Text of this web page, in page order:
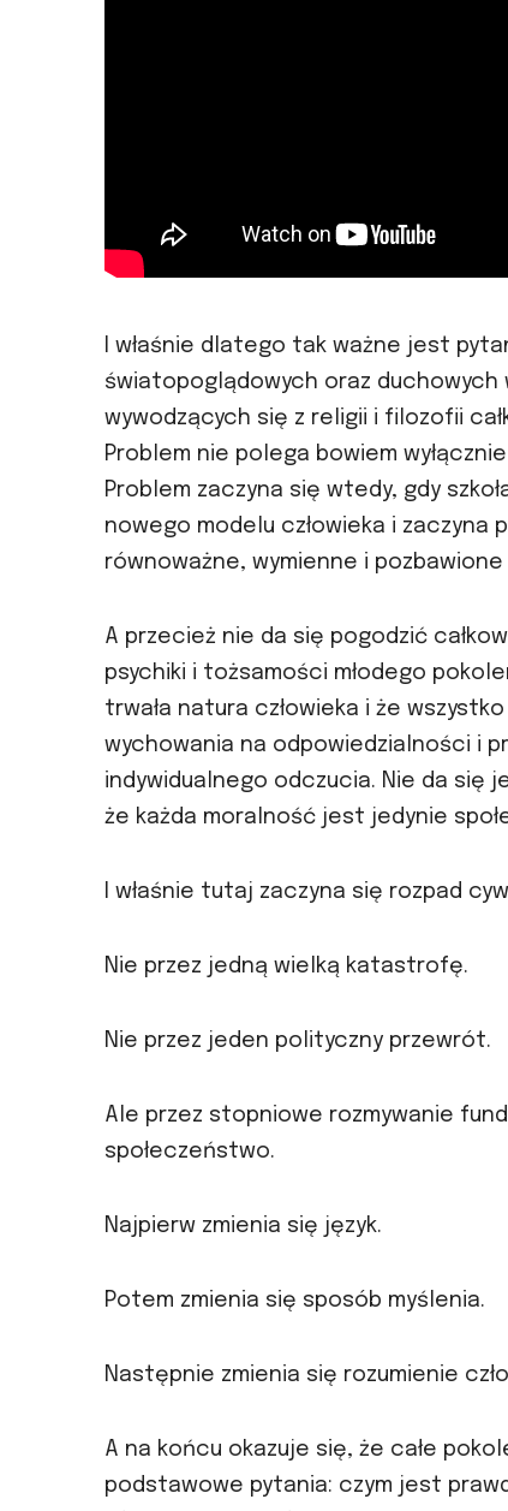
I właśnie dlatego tak ważne jest
światopoglądowych oraz duchowych
wywodzących się z religii i filozofii
Problem nie polega bowiem
Problem zaczyna się wtedy, gdy
nowego modelu człowieka i
równoważne, wymienne i
A przecież nie da się pogodzić
psychiki i tożsamości młodego
trwała natura człowieka i że
wychowania na odpowiedzialności i
indywidualnego odczucia. Nie da się
że każda moralność jest jedynie
I właśnie tutaj zaczyna się rozpad
Nie przez jedną wielką katastrofę.
Nie przez jeden polityczny przewrót.
Ale przez stopniowe rozmywanie
społeczeństwo.
Najpierw zmienia się język.
Potem zmienia się sposób myślenia.
Następnie zmienia się rozumienie
A na końcu okazuje się, że całe
podstawowe pytania: czym jest